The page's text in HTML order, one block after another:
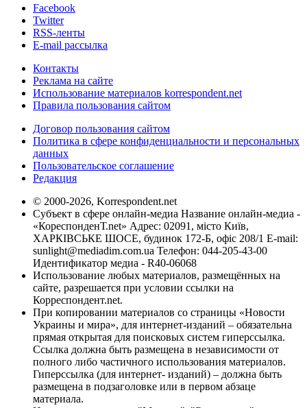
Facebook
Twitter
RSS-ленты
E-mail рассылка
Контакты
Реклама на сайте
Использование материалов korrespondent.net
Правила пользования сайтом
Договор пользования сайтом
Политика в сфере конфиденциальности и персональных
данных
Пользовательское соглашение
Редакция
© 2000-2026, Korrespondent.net
Субъект в сфере онлайн-медиа Название онлайн-медиа -
«КореспонденТ.net» Адрес: 02091, місто Київ,
ХАРКІВСЬКЕ ШОСЕ, будинок 172-Б, офіс 208/1 E-mail:
sunlight@mediadim.com.ua Телефон: 044-205-43-00
Идентификатор медиа - R40-06068
Использование любых материалов, размещённых на
сайте, разрешается при условии ссылки на
Корреспондент.net.
При копировании материалов со страницы «Новости
Украины и мира», для интернет-изданий – обязательна
прямая открытая для поисковых систем гиперссылка.
Ссылка должна быть размещена в независимости от
полного либо частичного использования материалов.
Гиперссылка (для интернет- изданий) – должна быть
размещена в подзаголовке или в первом абзаце
материала.